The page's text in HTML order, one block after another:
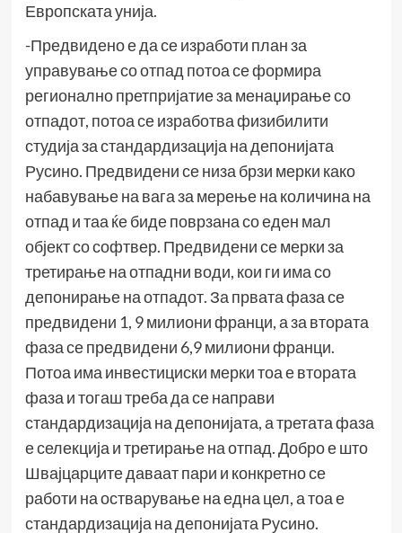
Европската унија.
-Предвидено е да се изработи план за
управување со отпад потоа се формира
регионално претпријатие за менаџирање со
отпадот, потоа се изработва физибилити
студија за стандардизација на депонијата
Русино. Предвидени се низа брзи мерки како
набавување на вага за мерење на количина на
отпад и таа ќе биде поврзана со еден мал
објект со софтвер. Предвидени се мерки за
третирање на отпадни води, кои ги има со
депонирање на отпадот. За првата фаза се
предвидени 1, 9 милиони франци, а за втората
фаза се предвидени 6,9 милиони франци.
Потоа има инвестициски мерки тоа е втората
фаза и тогаш треба да се направи
стандардизација на депонијата, а третата фаза
е селекција и третирање на отпад. Добро е што
Швајцарците даваат пари и конкретно се
работи на остварување на една цел, а тоа е
стандардизација на депонијата Русино.